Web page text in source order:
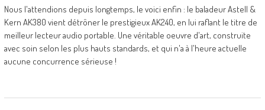
Nous l'attendions depuis longtemps, le voici enfin : le baladeur Astell &
Kern AK380 vient détrôner le prestigieux AK240, en lui raflant le titre de
meilleur lecteur audio portable. Une véritable oeuvre d'art, construite
avec soin selon les plus hauts standards, et qui n'a à l'heure actuelle
aucune concurrence sérieuse !